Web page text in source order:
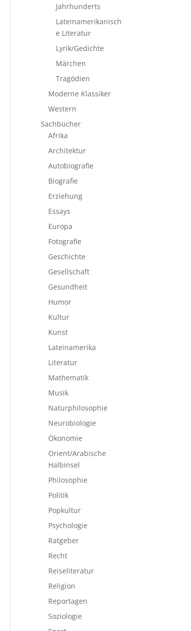
Jahrhunderts
Lateinamerikanisch
e Literatur
Lyrik/Gedichte
Märchen
Tragödien
Moderne Klassiker
Western
Sachbücher
Afrika
Architektur
Autobiografie
Biografie
Erziehung
Essays
Europa
Fotografie
Geschichte
Gesellschaft
Gesundheit
Humor
Kultur
Kunst
Lateinamerika
Literatur
Mathematik
Musik
Naturphilosophie
Neurobiologie
Ökonomie
Orient/Arabische
Halbinsel
Philosophie
Politik
Popkultur
Psychologie
Ratgeber
Recht
Reiseliteratur
Religion
Reportagen
Soziologie